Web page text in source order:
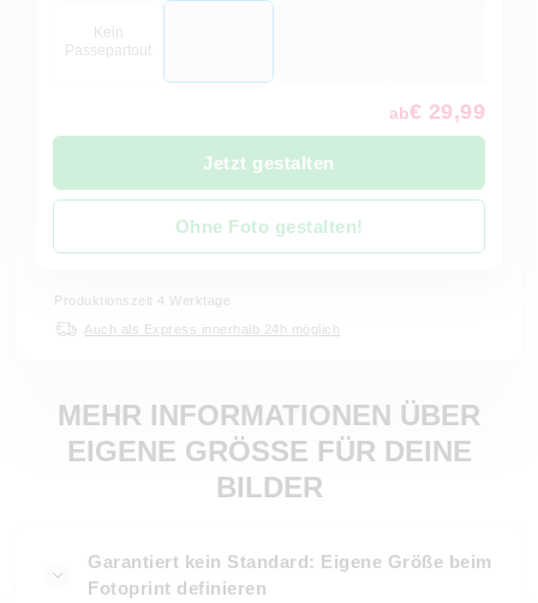
Kein
Passepartout
ab€ 29,99
Jetzt gestalten
Ohne Foto gestalten!
Produktionszeit 4 Werktage
Auch als Express innerhalb 24h möglich
MEHR INFORMATIONEN ÜBER
EIGENE GRÖSSE FÜR DEINE B
ILDER
Garantiert kein Standard: Eigene Größe beim
Fotoprint definieren